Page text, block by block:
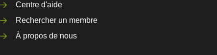
Centre d'aide
Rechercher un membre
À propos de nous